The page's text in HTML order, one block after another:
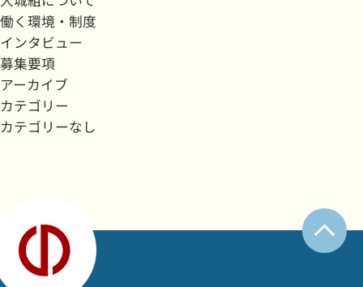
働く環境・制度
インタビュー
募集要項
アーカイブ
カテゴリー
カテゴリーなし